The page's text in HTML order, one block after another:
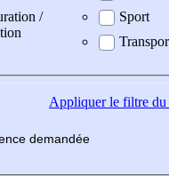
/
Sport
Appliquerle filtre du
demandée